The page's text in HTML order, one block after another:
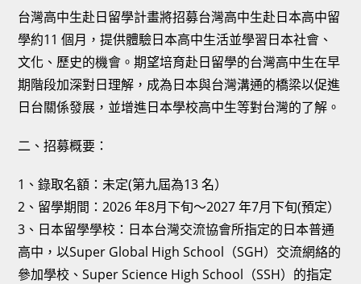
台灣高中生赴日留學計畫將招募台灣高中生赴日本高中留
學約11 個月，提供體驗日本高中生活並學習日本社會、
文化、歷史的機會。期望培育赴日留學的台灣高中生在早
期階段加深對日理解，成為日本與台灣溝通的橋梁以促進
日台關係發展，並增進日本學校高中生等對台灣的了解。
二、招募概要：
1、錄取名額：未定(第九屆為13 名）
2、留學期間：2026 年8月下旬～2027 年7月下旬(預定）
3、日本留學學校：日本台灣交流協會所指定的日本普通
高中，以Super Global High School（SGH）交流網絡的
參加學校、Super Science High School（SSH）的指定